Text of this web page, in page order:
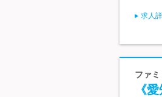
求人
ファ
《